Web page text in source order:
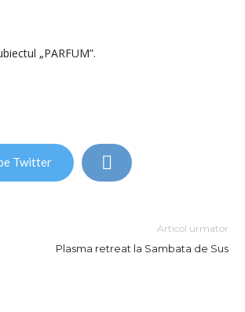
„PARFUM”.
Twitter
Articol urmator
Plasma retreat la Sambata de Sus